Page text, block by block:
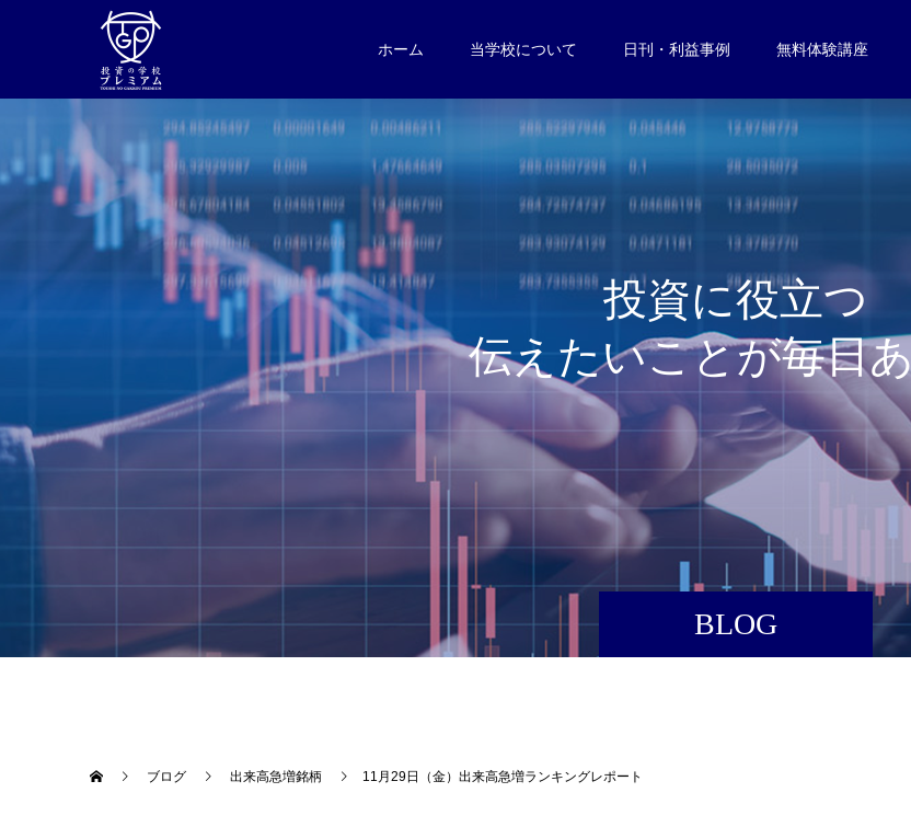
ホーム 当学校について 日刊・利益事例 無料体験講座
BLOG
投資に役立つ
伝え たいことが毎日あ
ブログ 出来高急増銘柄 11月29日（金）出来高急増ランキングレポート